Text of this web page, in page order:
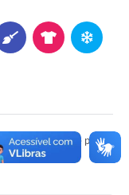
a curtir este ponto